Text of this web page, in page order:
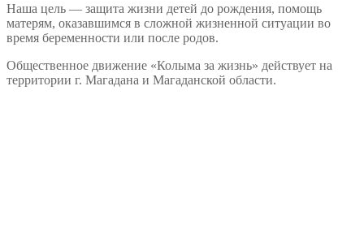
Наша цель — защита жизни детей до рождения, помощь
матерям, оказавшимся в сложной жизненной ситуации во
время беременности или после родов.
Общественное движение «Колыма за жизнь» действует на
территории г. Магадана и Магаданской области.